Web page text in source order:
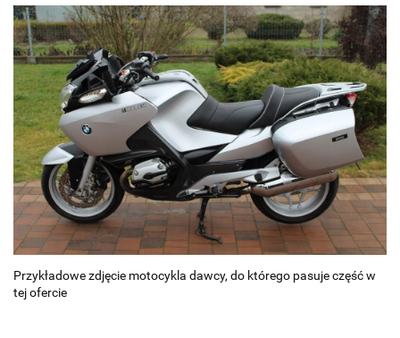
Przykładowe zdjęcie motocykla dawcy, do którego pasuje część w
tej ofercie